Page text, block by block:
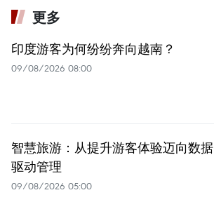
更多
印度游客为何纷纷奔向越南？
09/08/2026 08:00
智慧旅游：从提升游客体验迈向数据
驱动管理
09/08/2026 05:00